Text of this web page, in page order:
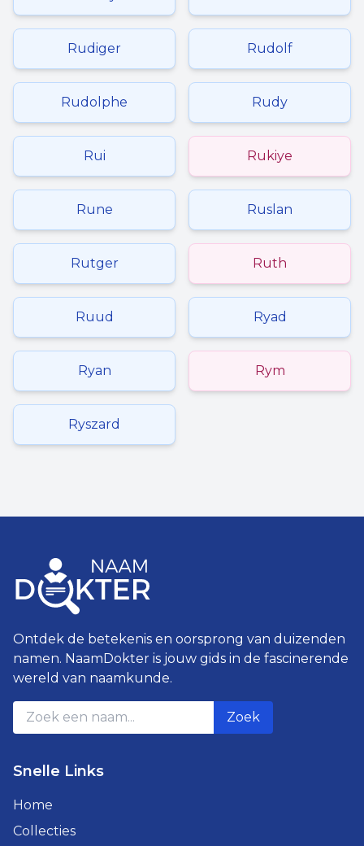
Rudiger Rudolf
Rudolphe Rudy
Rui Rukiye
Rune Ruslan
Rutger Ruth
Ruud Ryad
Ryan Rym
Ryszard
Ontdek de betekenis en oorsprong van duizenden
namen. NaamDokter is jouw gids in de fascinerende
wereld van naamkunde.
Zoek
Snelle Links
Home
Collecties